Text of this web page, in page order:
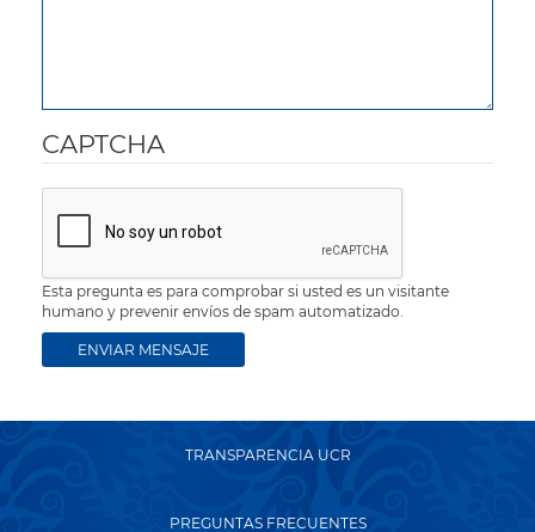
CAPTCHA
Esta pregunta es para comprobar si usted es un visitante
humano y prevenir envíos de spam automatizado.
TRANSPARENCIA UCR
PREGUNTAS FRECUENTES